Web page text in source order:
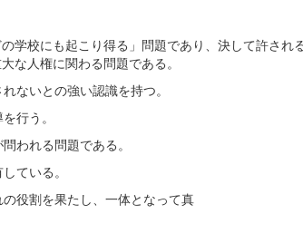
学校にも起こり得る」問題であり、決して許され
否定する重大な人権に関わる問題で
ないとの強い認識を持つ。
行う。
われる問題である。
ている。
の役割を果たし、一体となって真